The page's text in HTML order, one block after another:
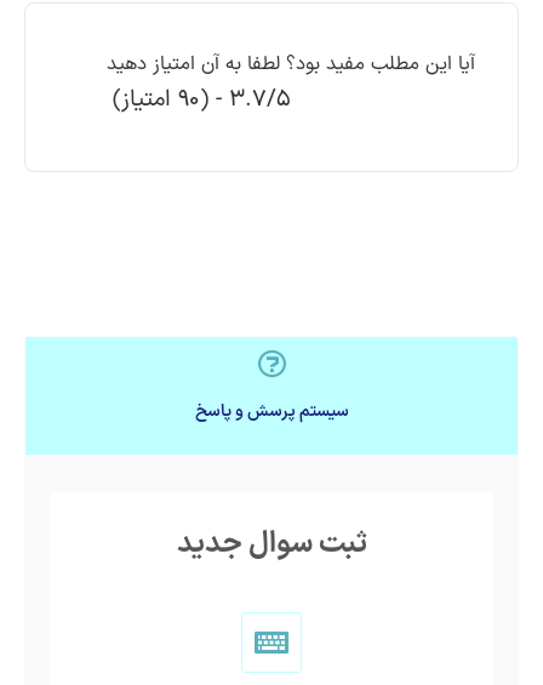
آیا این مطلب مفید بود؟ لطفا به آن امتیاز دهید
3.7/5 - (90 امتیاز)
سیستم پرسش و پاسخ
ثبت سوال جدید